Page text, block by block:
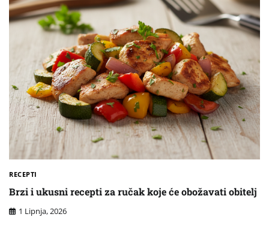
RECEPTI
Brzi i ukusni recepti za ručak koje će obožavati obitelj
1 Lipnja, 2026